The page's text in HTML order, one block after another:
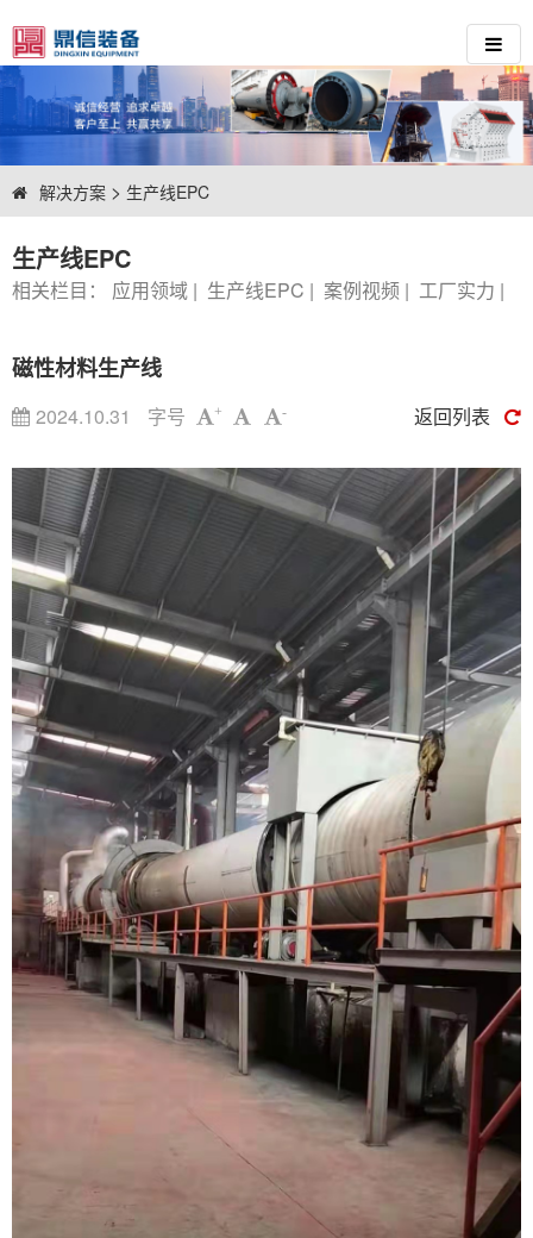
解决方案 > 生产线EPC
生产线EPC
相关栏目： 应用领域 | 生产线EPC | 案例视频 | 工厂实力 |
磁性材料生产线
2024.10.31 字号 + - 返回列表